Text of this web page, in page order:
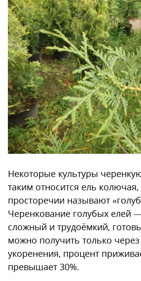
Некоторые культуры
таким относится ель
просторечии называют
Черенкование голубых елей
сложный и трудоёмкий,
можно получить только через
укоренения, процент
превышает 30%.